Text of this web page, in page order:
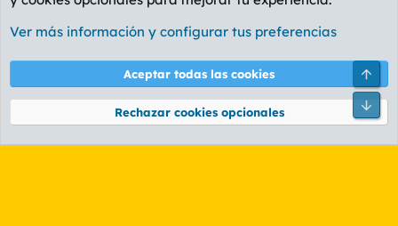
Cookies
PL OLDSTYLE AMARILLO
Términos y reglas Política de privacidad Ayuda
Community platform by XenForo® © 2010-2026 XenForo Ltd.
Ver más información y configurar tus preferencias
Aceptar todas las cookies
Rechazar cookies opcionales
Pie